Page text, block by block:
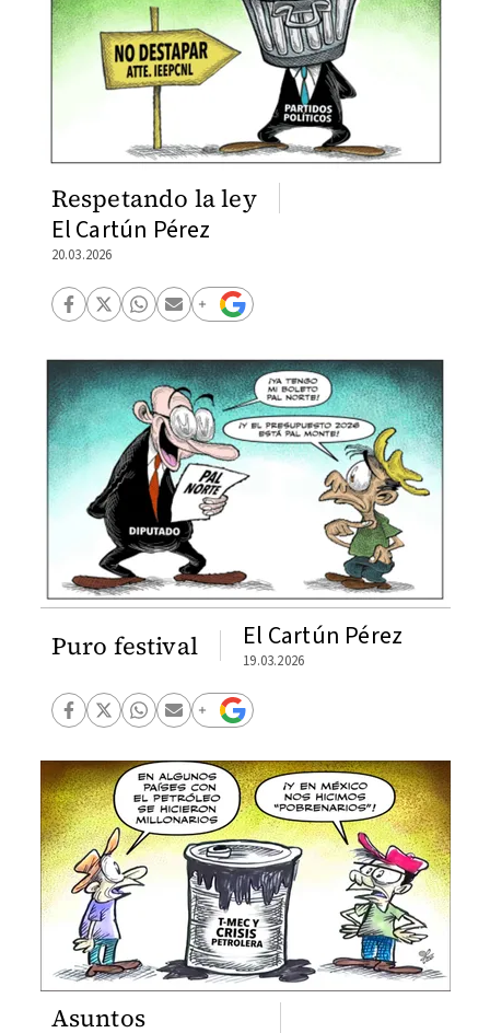
Respetando la ley
El Cartún Pérez
20.03.2026
Puro festival El Cartún Pérez
19.03.2026
Asuntos